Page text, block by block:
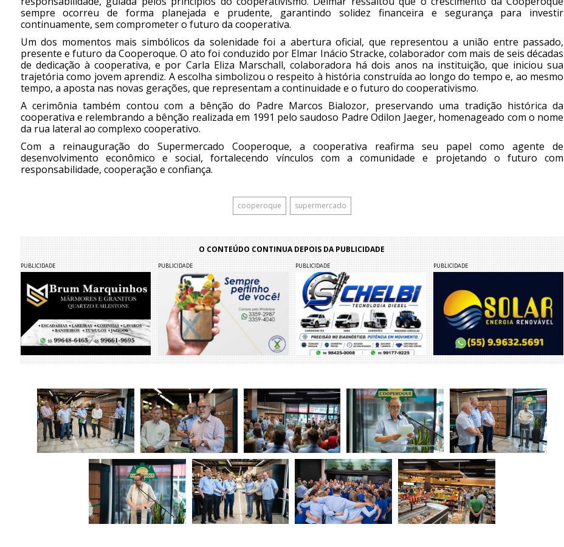
sempre ocorreu de forma planejada e prudente, garantindo solidez financeira e segurança para investir
continuamente, sem comprometer o futuro da cooperativa.
Um dos momentos mais simbólicos da solenidade foi a abertura oficial, que representou a união entre passado,
presente e futuro da Cooperoque. O ato foi conduzido por Elmar Inácio Stracke, colaborador com mais de seis décadas
de dedicação à cooperativa, e por Carla Eliza Marschall, colaboradora há dois anos na instituição, que iniciou sua
trajetória como jovem aprendiz. A escolha simbolizou o respeito à história construída ao longo do tempo e, ao mesmo
tempo, a aposta nas novas gerações, que representam a continuidade e o futuro do cooperativismo.
A cerimônia também contou com a bênção do Padre Marcos Bialozor, preservando uma tradição histórica da
cooperativa e relembrando a bênção realizada em 1991 pelo saudoso Padre Odilon Jaeger, homenageado com o nome
da rua lateral ao complexo cooperativo.
Com a reinauguração do Supermercado Cooperoque, a cooperativa reafirma seu papel como agente de
desenvolvimento econômico e social, fortalecendo vínculos com a comunidade e projetando o futuro com
responsabilidade, cooperação e confiança.
cooperoque supermercado
O CONTEÚDO CONTINUA DEPOIS DA PUBLICIDADE
PUBLICIDADE PUBLICIDADE PUBLICIDADE PUBLICIDADE